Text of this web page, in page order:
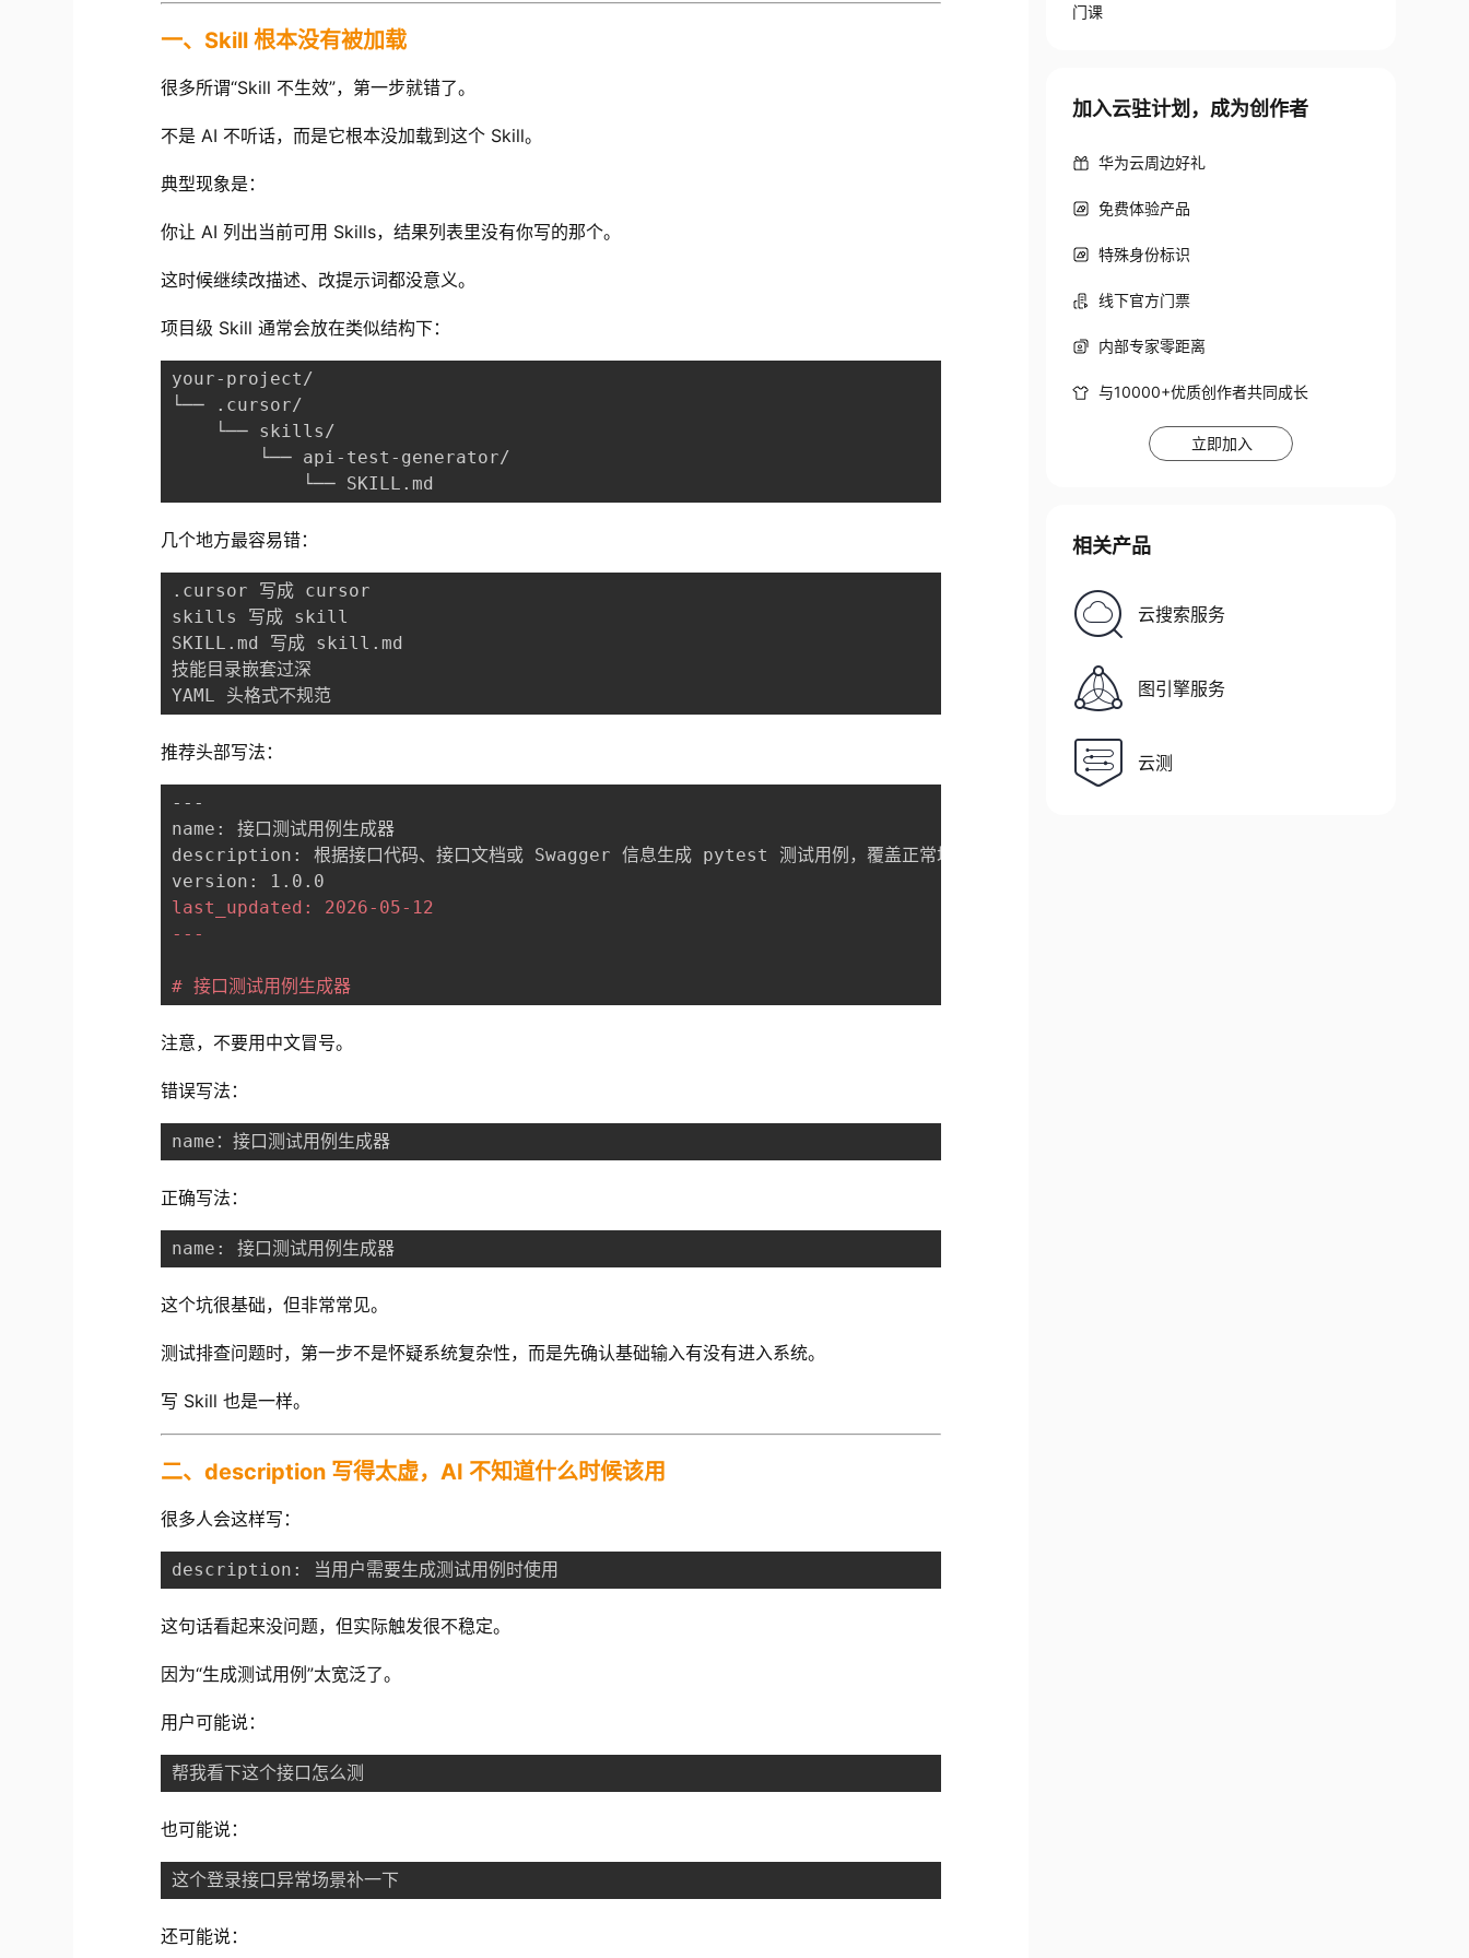
一、Skill 根本没有被加载
很多所谓“Skill 不生效”，第一步就错了。
不是 AI 不听话，而是它根本没加载到这个 Skill。
典型现象是：
你让 AI 列出当前可用 Skills，结果列表里没有你写的那个。
这时候继续改描述、改提示词都没意义。
项目级 Skill 通常会放在类似结构下：
your-project/
└── .cursor/
└── skills/
└── api-test-generator/
└── SKILL.md
几个地方最容易错：
.cursor 写成 cursor
skills 写成 skill
SKILL.md 写成 skill.md
技能目录嵌套过深
YAML 头格式不规范
推荐头部写法：
---
name: 接口测试用例生成器
description: 根据接口代码、接口文档或 Swagger 信息生成 pytest 测试用例，覆盖正常场景、异常场景、边界场景和断言逻辑
version: 1.0.0
last_updated: 2026-05-12
---
# 接口测试用例生成器
注意，不要用中文冒号。
错误写法：
name：接口测试用例生成器
正确写法：
name: 接口测试用例生成器
这个坑很基础，但非常常见。
测试排查问题时，第一步不是怀疑系统复杂性，而是先确认基础输入有没有进入系统。
写 Skill 也是一样。
二、description 写得太虚，AI 不知道什么时候该用
很多人会这样写：
description: 当用户需要生成测试用例时使用
这句话看起来没问题，但实际触发很不稳定。
因为“生成测试用例”太宽泛了。
用户可能说：
帮我看下这个接口怎么测
也可能说：
这个登录接口异常场景补一下
还可能说：
门课
加入云驻计划，成为创作者
华为云周边好礼
免费体验产品
特殊身份标识
线下官方门票
内部专家零距离
与10000+优质创作者共同成长
立即加入
相关产品
云搜索服务
图引擎服务
云测